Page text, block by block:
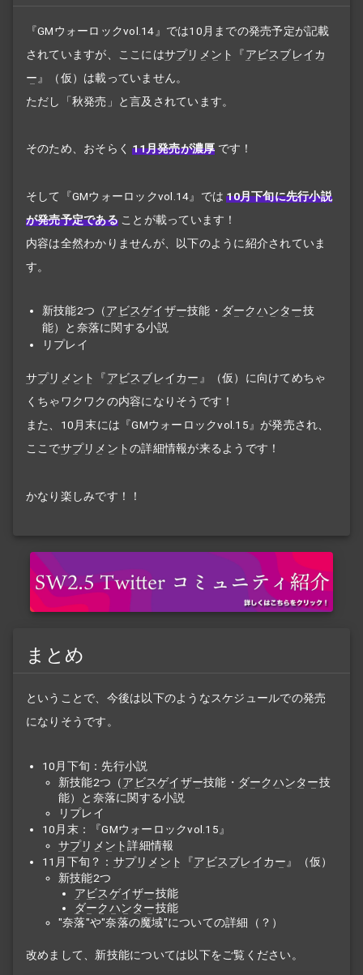
『GMウォーロックvol.14』では10月までの発売予定が記載
されていますが、ここにはサプリメント 『アビスブレイカ
ー 』（仮）は載っていません。
ただし「秋発売」と言及されています。
そのため、おそらく 11月発売が濃厚 です！
そして『GMウォーロックvol.14』では 10月下旬に先行小説
が発売予定である ことが載っています！
内容は全然わかりませんが、以下のように紹介されていま
す。
新技能2つ（アビスゲイザー技能・ ダークハンター技
能）と奈落に関する小説
リプレイ
サプリメント 『アビスブレイカー 』（仮）に向けてめちゃ
くちゃワクワクの内容になりそうです！
また、10月末には『GMウォーロックvol.15』が発売され、
ここでサプリメントの詳細情報が来るようです！
かなり楽しみです！！
まとめ
ということで、今後は以下のようなスケジュールでの発売
になりそうです。
10月下旬：先行小説
新技能2つ（アビスゲイザー技能・ ダークハンター技
能）と奈落に関する小説
リプレイ
10月末：『GMウォーロックvol.15』
サプリメント詳細情報
11月下旬？： サプリメント 『アビスブレイカー 』（仮）
新技能2つ
アビスゲイザー技能
ダークハンター技能
"奈落"や"奈落の魔域"についての詳細（？）
改めまして、新技能については以下をご覧ください。